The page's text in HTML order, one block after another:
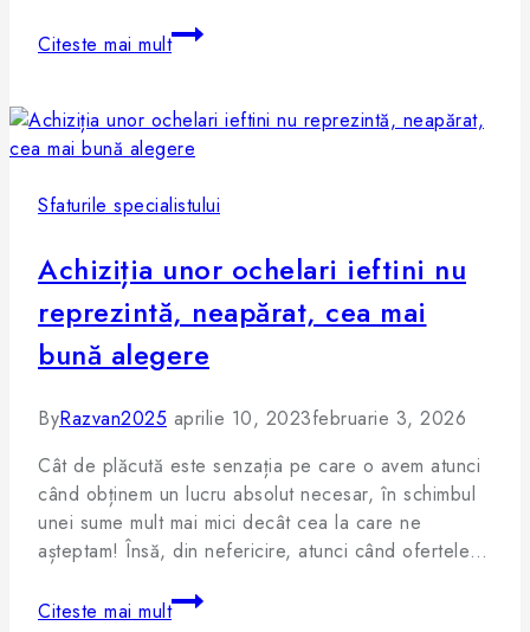
Citeste mai mult
Sfaturile specialistului
Achiziția unor ochelari ieftini nu
reprezintă, neapărat, cea mai
bună alegere
ByRazvan2025 aprilie 10, 2023februarie 3, 2026
Cât de plăcută este senzația pe care o avem atunci
când obținem un lucru absolut necesar, în schimbul
unei sume mult mai mici decât cea la care ne
așteptam! Însă, din nefericire, atunci când ofertele…
Citeste mai mult